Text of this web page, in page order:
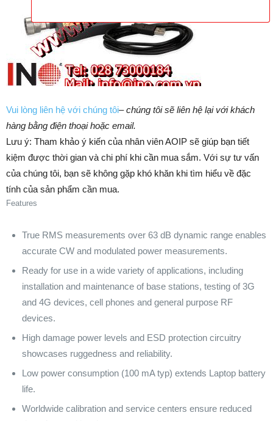
Vui lòng liên hệ với chúng tôi–chúng tôi sẽ liên hệ lại với khách
hàng bằng điện thoại hoặc email.
Lưu ý: Tham khảo ý kiến của nhân viên AOIP sẽ giúp bạn tiết
kiệm được thời gian và chi phí khi cần mua sắm. ​​Với sự tư vấn
của chúng tôi, bạn sẽ không gặp khó khăn khi tìm hiểu về đặc
tính của sản phẩm cần mua.
Features
True RMS measurements over 63 dB dynamic range enables
accurate CW and modulated power measurements.
Ready for use in a wide variety of applications, including
installation and maintenance of base stations, testing of 3G
and 4G devices, cell phones and general purpose RF
devices.
High damage power levels and ESD protection circuitry
showcases ruggedness and reliability.
Low power consumption (100 mA typ) extends Laptop battery
life.
Worldwide calibration and service centers ensure reduced